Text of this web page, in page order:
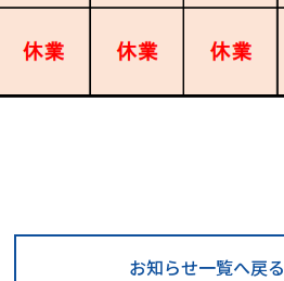
お知らせ一覧へ戻る